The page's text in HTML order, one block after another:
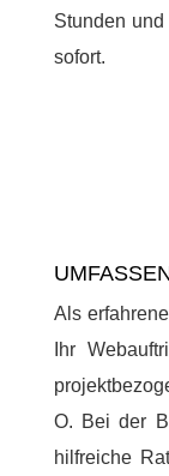
Stunden
sofort.
Als
Ihr
O. Bei der
hilfreiche